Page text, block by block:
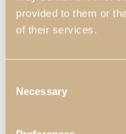
provided to them or
of their services.
Selection
Necessary